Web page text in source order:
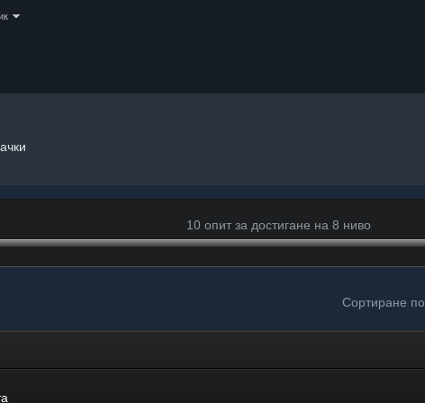
10 опит за достигане на 8 ниво
Сортиране по